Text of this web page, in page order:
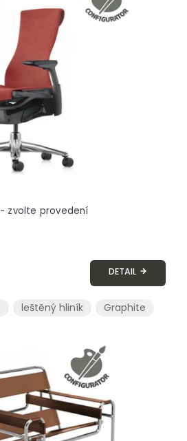
- zvolte provedení
DETAIL
leštěný hliník Graphite